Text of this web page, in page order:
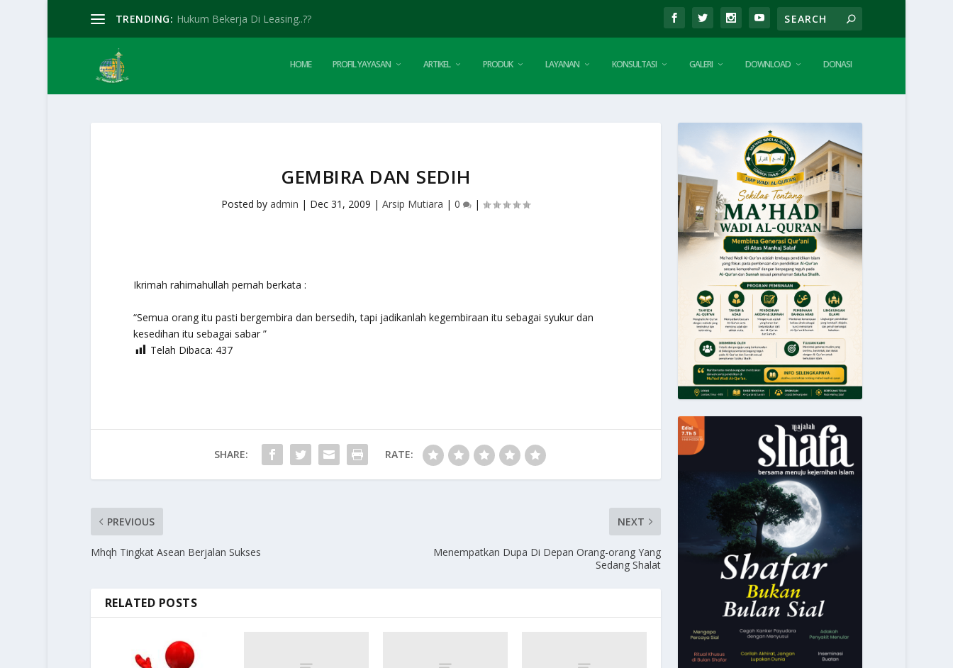
TRENDING: Hukum Bekerja Di Leasing..??
HOME PROFIL YAYASAN ARTIKEL PRODUK LAYANAN KONSULTASI GALERI DOWNLOAD DONASI
GEMBIRA DAN SEDIH
Posted byadmin | Dec 31, 2009 |Arsip Mutiara |0 |
Ikrimah rahimahullah pernah berkata :
“Semua orang itu pasti bergembira dan bersedih, tapi jadikanlah kegembiraan itu sebagai syukur dan
kesedihan itu sebagai sabar ”
Telah Dibaca: 437
SHARE: RATE:
PREVIOUS
Mhqh Tingkat Asean Berjalan Sukses
NEXT
Menempatkan Dupa Di Depan Orang-orang Yang
Sedang Shalat
RELATED POSTS